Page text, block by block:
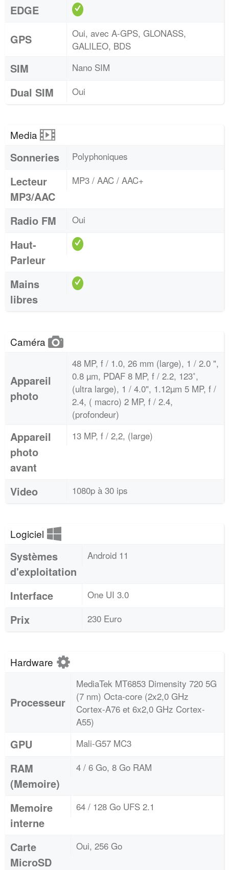
EDGE
GPS
Oui, avec A-GPS, GLONASS,
GALILEO, BDS
SIM Nano SIM
Dual SIM Oui
Media
Sonneries Polyphoniques
Lecteur
MP3/AAC
MP3 / AAC / AAC+
Radio FM Oui
Haut-
Parleur
Mains
libres
Caméra
Appareil
photo
48 MP, f / 1.0, 26 mm (large), 1 / 2.0 ",
0.8 µm, PDAF 8 MP, f / 2.2, 123˚,
(ultra large), 1 / 4.0", 1.12µm 5 MP, f /
2.4, ( macro) 2 MP, f / 2.4,
(profondeur)
Appareil
photo
avant
13 MP, f / 2,2, (large)
Video 1080p à 30 ips
Logiciel
Systèmes
d'exploitation
Android 11
Interface One UI 3.0
Prix 230 Euro
Hardware
Processeur
MediaTek MT6853 Dimensity 720 5G
(7 nm) Octa-core (2x2,0 GHz
Cortex-A76 et 6x2,0 GHz Cortex-
A55)
GPU Mali-G57 MC3
RAM
(Memoire)
4 / 6 Go, 8 Go RAM
Memoire
interne
64 / 128 Go UFS 2.1
Carte
MicroSD
Oui, 256 Go